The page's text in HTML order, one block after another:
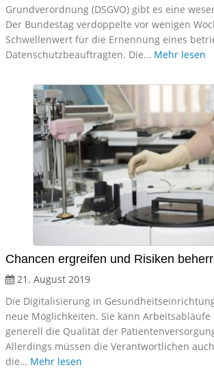
Grundverordnung (DSGVO) gibt es eine
Der Bundestag verdoppelte vor wenigen
Schwellenwert für die Ernennung eines
Datenschutzbeauftragten. Die… Mehr lesen
Chancen ergreifen und Risiken
21. August 2019
Die Digitalisierung in
neue Möglichkeiten. Sie kann
generell die Qualität der
Allerdings müssen die Verantwortlichen
die… Mehr lesen